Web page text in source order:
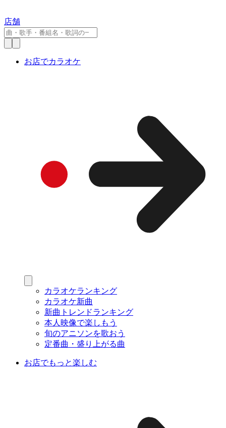
店舗
お店でカラオケ
カラオケランキング
カラオケ新曲
新曲トレンドランキング
本人映像で楽しもう
旬のアニソンを歌おう
定番曲・盛り上がる曲
お店でもっと楽しむ